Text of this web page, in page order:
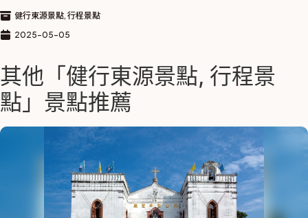
健行東源景點, 行程景點
2025-05-05
其他「 健行東源景點, 行程景
點 」景點推薦